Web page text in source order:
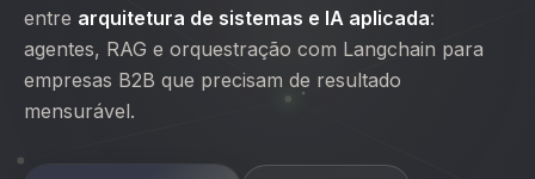
entre arquitetura de sistemas e IA aplicada:
agentes, RAG e orquestração com Langchain para
empresas B2B que precisam de resultado
mensurável.